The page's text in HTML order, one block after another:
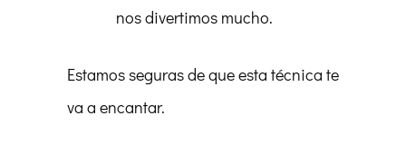
nos divertimos mucho.
Estamos seguras de que esta técnica te
va a encantar.